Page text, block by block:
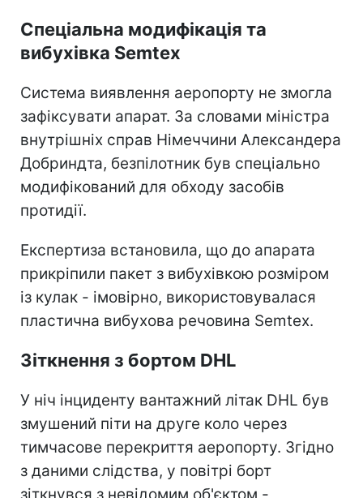
Спеціальна модифікація та
вибухівка Semtex
Система виявлення аеропорту не змогла
зафіксувати апарат. За словами міністра
внутрішніх справ Німеччини Александера
Добриндта, безпілотник був спеціально
модифікований для обходу засобів
протидії.
Експертиза встановила, що до апарата
прикріпили пакет з вибухівкою розміром
із кулак - імовірно, використовувалася
пластична вибухова речовина Semtex.
Зіткнення з бортом DHL
У ніч інциденту вантажний літак DHL був
змушений піти на друге коло через
тимчасове перекриття аеропорту. Згідно
з даними слідства, у повітрі борт
зіткнувся з невідомим об'єктом -